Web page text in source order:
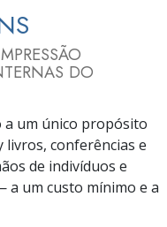
DO
a um único propósito
livros, conferências e
de indivíduos e
um custo mínimo e a